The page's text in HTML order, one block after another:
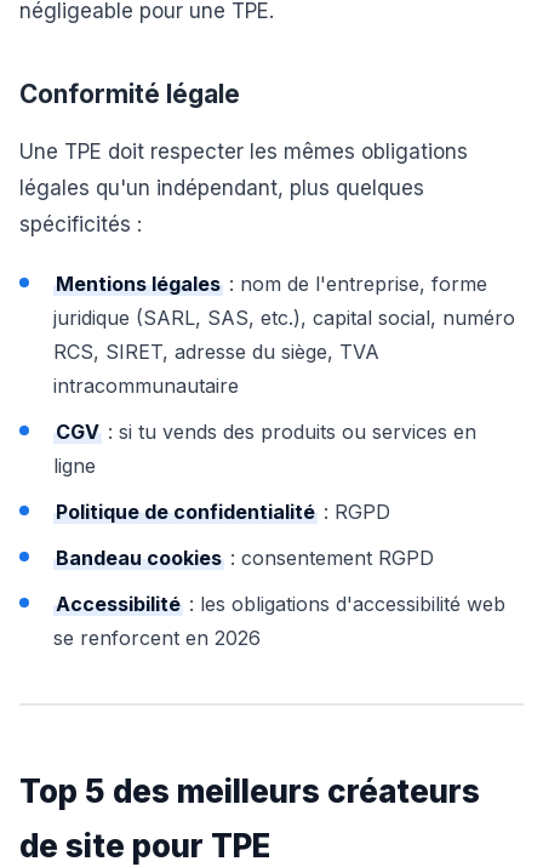
négligeable pour une TPE.
Conformité légale
Une TPE doit respecter les mêmes obligations
légales qu'un indépendant, plus quelques
spécificités :
Mentions légales : nom de l'entreprise, forme
juridique (SARL, SAS, etc.), capital social, numéro
RCS, SIRET, adresse du siège, TVA
intracommunautaire
CGV : si tu vends des produits ou services en
ligne
Politique de confidentialité : RGPD
Bandeau cookies : consentement RGPD
Accessibilité : les obligations d'accessibilité web
se renforcent en 2026
Top 5 des meilleurs créateurs
de site pour TPE